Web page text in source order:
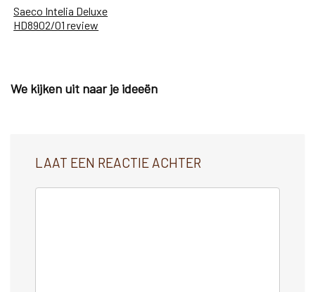
Saeco Intelia Deluxe
HD8902/01 review
We kijken uit naar je ideeën
LAAT EEN REACTIE ACHTER